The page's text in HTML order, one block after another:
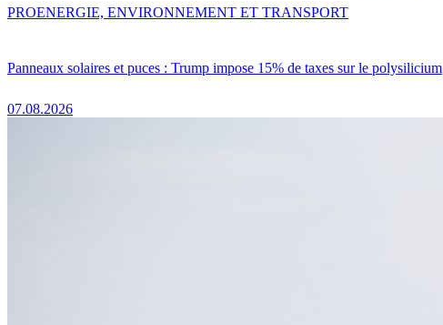
Panneaux solaires et puces : Trump impose 15% de taxes sur le polysilicium
07.08.2026
PROENERGIE, ENVIRONNEMENT ET TRANSPORT